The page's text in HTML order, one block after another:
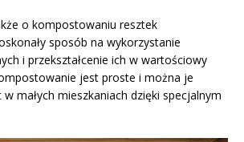
o kompostowaniu resztek
sposób na wykorzystanie
i przekształcenie ich w wartościowy
jest proste i można je
małych mieszkaniach dzięki specjalnym